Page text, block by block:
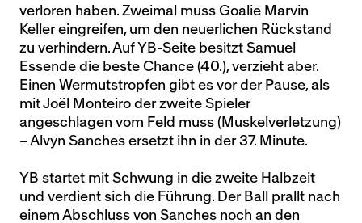
verloren haben. Zweimal muss Goalie Marvin
Keller eingreifen, um den neuerlichen Rückstand
zu verhindern. Auf YB-Seite besitzt Samuel
Essende die beste Chance (40.), verzieht aber.
Einen Wermutstropfen gibt es vor der Pause, als
mit Joël Monteiro der zweite Spieler
angeschlagen vom Feld muss (Muskelverletzung)
– Alvyn Sanches ersetzt ihn in der 37. Minute.
YB startet mit Schwung in die zweite Halbzeit
und verdient sich die Führung. Der Ball prallt nach
einem Abschluss von Sanches noch an den